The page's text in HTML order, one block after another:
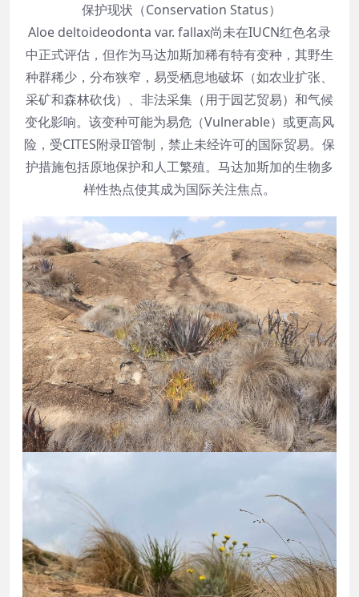
保护现状（Conservation Status）
Aloe deltoideodonta var. fallax尚未在IUCN红色名录
中正式评估，但作为马达加斯加稀有特有变种，其野生
种群稀少，分布狭窄，易受栖息地破坏（如农业扩张、
采矿和森林砍伐）、非法采集（用于园艺贸易）和气候
变化影响。该变种可能为易危（Vulnerable）或更高风
险，受CITES附录II管制，禁止未经许可的国际贸易。保
护措施包括原地保护和人工繁殖。马达加斯加的生物多
样性热点使其成为国际关注焦点。